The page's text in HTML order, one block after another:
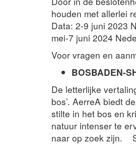
houden met allerlei
Data: 2-9 juni 2023
mei-7 juni 2024
Voor vragen en
BOSBADEN-
De letterlijke
bos’. AerreA biedt
stilte in het bos en
natuur intenser te
naar op zoek zijn.